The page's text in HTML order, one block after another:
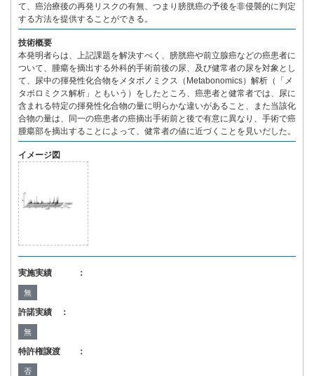
て、癌治療後の再発リスクの有無、つまり膀胱癌の予後を非侵襲的に判定
する方法を提供することができる。
技術概要
本発明者らは、上記課題を解決すべく、膀胱癌や前立腺癌などの癌患者に
ついて、腫瘍を摘出する外科的手術前後の尿、及び健常者の尿を対象とし
て、尿中の揮発性化合物をメタボノミクス（Metabonomics）解析（「メ
タボロミクス解析」ともいう）をしたところ、癌患者と健常者では、尿に
含まれる特定の揮発性化合物の量に明らかな違いがあること、また当該化
合物の量は、同一の癌患者の癌摘出手術前と後で有意に異なり、手術で癌
腫瘍部を摘出することによって、健常者の値に近づくことを見いだした。
イメージ図
実施実績 ：
無
許諾実績 ：
無
特許権譲渡 ：
否